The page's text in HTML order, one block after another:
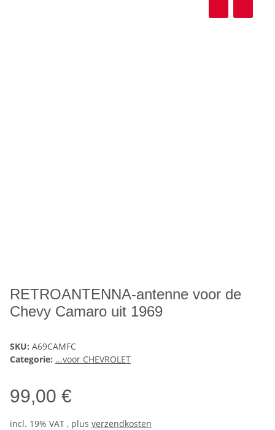
RETROANTENNA-antenne voor de
Chevy Camaro uit 1969
SKU: A69CAMFC
Categorie: ...voor CHEVROLET
99,00 €
incl. 19% VAT , plus verzendkosten